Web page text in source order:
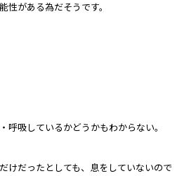
性がある為だそうです。
呼吸しているかどうかもわからない。
けだったとしても、息をしていないので